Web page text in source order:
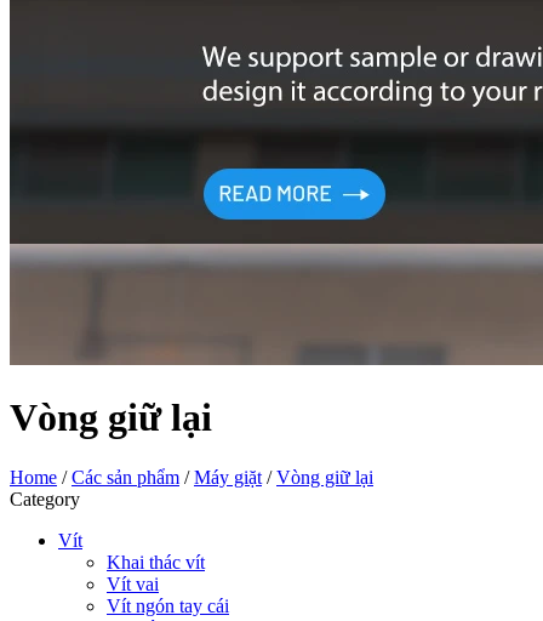
Vòng giữ lại
Home /Các sản phẩm /Máy giặt /Vòng giữ lại
Category
Vít
Khai thác vít
Vít vai
Vít ngón tay cái